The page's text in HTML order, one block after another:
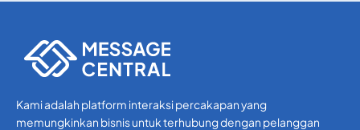
Kami adalah platform interaksi percakapan yang
memungkinkan bisnis untuk terhubung dengan pelanggan